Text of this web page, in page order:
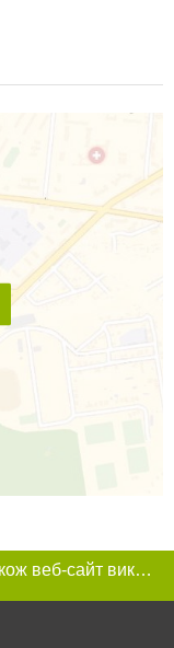
Цей сайт використовує «cookies». Також веб-сайт використовує інтернет-сервіс для збору технічних даних стосовно відвідувачів з метою отримання маркетингової та статистичної інформації. Умови обробки даних відвідувачів сайту див.